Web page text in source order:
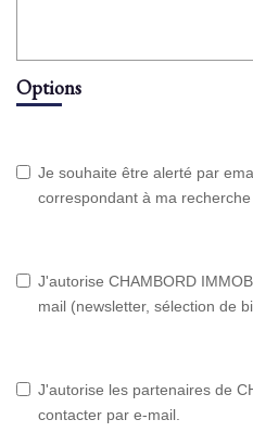
Options
Je souhaite être alerté par
correspondant à ma
J'autorise CHAMBORD
mail (newsletter, sélection de
J'autorise les partenaires de
contacter par e-mail.